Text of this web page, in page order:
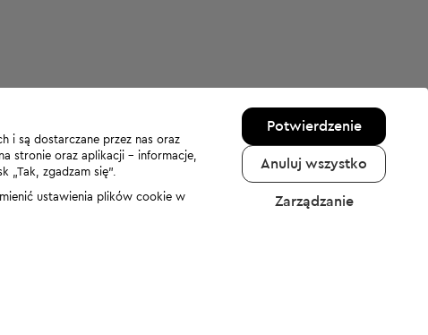
i są dostarczane przez nas oraz
stronie oraz aplikacji - informacje,
zgadzam się”.
ustawienia plików cookie w
Potwierdzenie
Anuluj wszystko
Zarządzanie